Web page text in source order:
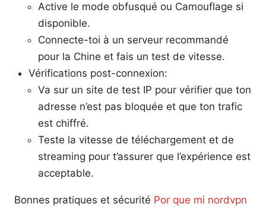
Active le mode obfusqué ou Camouflage si
disponible.
Connecte-toi à un serveur recommandé
pour la Chine et fais un test de vitesse.
Vérifications post-connexion:
Va sur un site de test IP pour vérifier que ton
adresse n’est pas bloquée et que ton trafic
est chiffré.
Teste la vitesse de téléchargement et de
streaming pour t’assurer que l’expérience est
acceptable.
Bonnes pratiques et sécurité Por que mi nordvpn